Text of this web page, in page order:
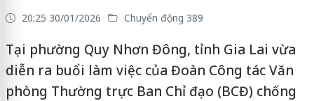
20:25 30/01/2026 Chuyển động 389
Tại phường Quy Nhơn Đông, tỉnh Gia Lai vừa
diễn ra buổi làm việc của Đoàn Công tác Văn
phòng Thường trực Ban Chỉ đạo (BCĐ) chống